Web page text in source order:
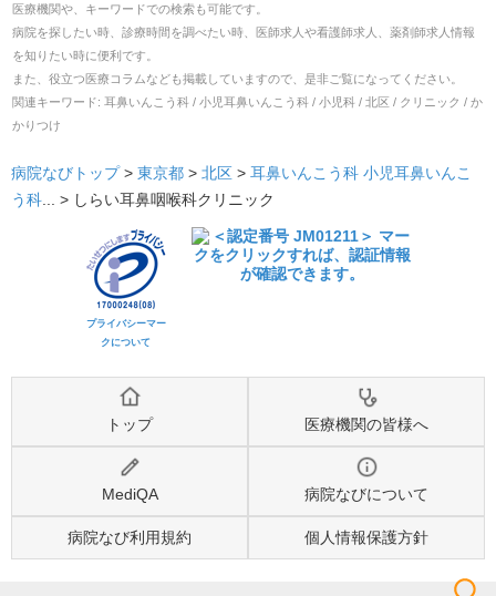
医療機関や、キーワードでの検索も可能です。
病院を探したい時、診療時間を調べたい時、医師求人や看護師求人、薬剤師求人情報
を知りたい時に便利です。
また、役立つ医療コラムなども掲載していますので、是非ご覧になってください。
関連キーワード: 耳鼻いんこう科 / 小児耳鼻いんこう科 / 小児科 / 北区 / クリニック / か
かりつけ
病院なびトップ> 東京都 > 北区 > 耳鼻いんこう科 小児耳鼻いんこ
う科 ... > しらい耳鼻咽喉科クリニック
プライバシーマー
クについて
トップ 医療機関の皆様へ
MediQA 病院なびについて
病院なび利用規約 個人情報保護方針